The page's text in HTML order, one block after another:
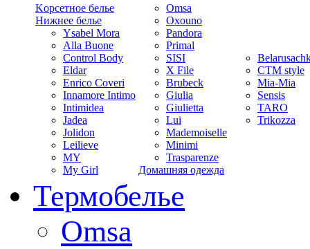
Kорсетное белье
Нижнее белье
Ysabel Mora
Alla Buone
Control Body
Eldar
Enrico Coveri
Innamore Intimo
Intimidea
Jadea
Jolidon
Leilieve
MY
My Girl
Omsa
Oxouno
Pandora
Primal
SISI
X File
Brubeck
Giulia
Giulietta
Lui
Mademoiselle
Minimi
Trasparenze
Домашняя одежда
CTM style
Mia-Mia
Sensis
TARO
Trikozza
Термобелье
Omsa